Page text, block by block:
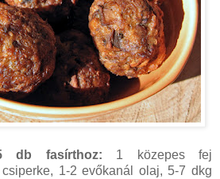
db fasírthoz: 1 közepes fej
1-2 evőkanál olaj, 5-7 dkg